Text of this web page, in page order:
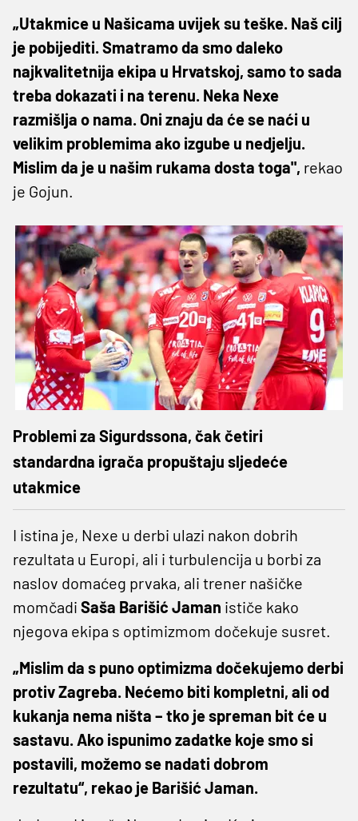
„Utakmice u Našicama uvijek su teške. Naš cilj
je pobijediti. Smatramo da smo daleko
najkvalitetnija ekipa u Hrvatskoj, samo to sada
treba dokazati i na terenu. Neka Nexe
razmišlja o nama. Oni znaju da će se naći u
velikim problemima ako izgube u nedjelju.
Mislim da je u našim rukama dosta toga", rekao
je Gojun.
Problemi za Sigurdssona, čak četiri
standardna igrača propuštaju sljedeće
utakmice
I istina je, Nexe u derbi ulazi nakon dobrih
rezultata u Europi, ali i turbulencija u borbi za
naslov domaćeg prvaka, ali trener našičke
momčadi Saša Barišić Jaman ističe kako
njegova ekipa s optimizmom dočekuje susret.
„Mislim da s puno optimizma dočekujemo derbi
protiv Zagreba. Nećemo biti kompletni, ali od
kukanja nema ništa – tko je spreman bit će u
sastavu. Ako ispunimo zadatke koje smo si
postavili, možemo se nadati dobrom
rezultatu“, rekao je Barišić Jaman.